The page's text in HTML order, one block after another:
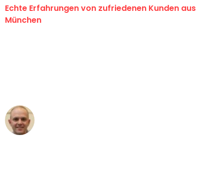
Echte Erfahrungen von zufriedenen Kunden aus
München